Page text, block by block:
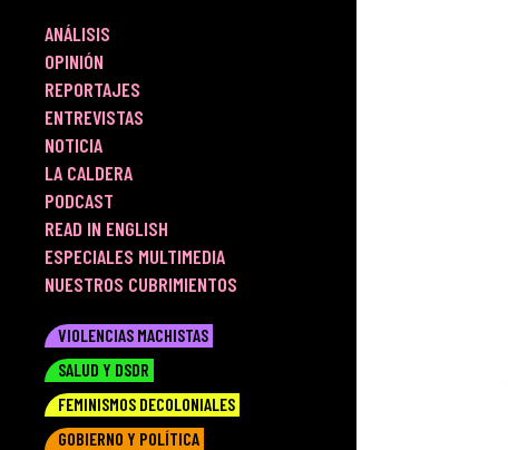
ANÁLISIS
OPINIÓN
REPORTAJES
ENTREVISTAS
NOTICIA
LA CALDERA
PODCAST
READ IN ENGLISH
ESPECIALES MULTIMEDIA
NUESTROS CUBRIMIENTOS
VIOLENCIAS MACHISTAS
SALUD Y DSDR
FEMINISMOS DECOLONIALES
GOBIERNO Y POLÍTICA